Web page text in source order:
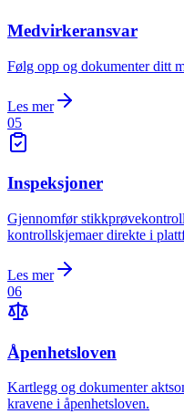
Medvirkeransvar
Følg opp og dokumenter ditt
Les mer
05
Inspeksjoner
Gjennomfør
kontrollskjemaer direkte i
Les mer
06
Åpenhetsloven
Kartlegg og dokumenter
kravene i åpenhetsloven.